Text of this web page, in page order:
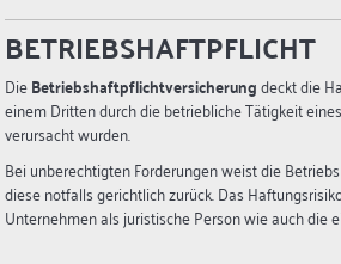
BETRIEBSHAFTPFLICHT
DieBetriebshaftpflichtversicherungdeckt die
einem Dritten durch die betriebliche Tätigkeit
verursacht wurden.
Bei unberechtigten Forderungen weist die
diese notfalls gerichtlich zurück. Das
Unternehmen als juristische Person wie auch die